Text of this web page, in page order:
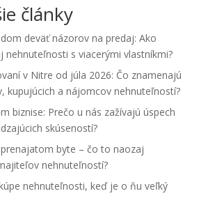
články
deväť názorov na predaj: Ako
nehnuteľnosti s viacerými vlastníkmi?
v Nitre od júla 2026: Čo znamenajú
kupujúcich a nájomcov nehnuteľností?
biznise: Prečo u nás zažívajú úspech
skúseností?
byte – čo to naozaj
nehnuteľností?
nehnuteľnosti, keď je o ňu veľký